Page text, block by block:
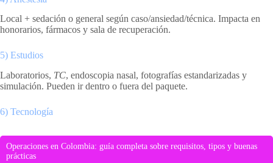
Local + sedación o general según caso/ansiedad/técnica. Impacta en
honorarios, fármacos y sala de recuperación.
5) Estudios
Laboratorios, TC, endoscopia nasal, fotografías estandarizadas y
simulación. Pueden ir dentro o fuera del paquete.
6) Tecnología
Operaciones en Colombia: guía completa sobre requisitos, tipos y buenas
prácticas